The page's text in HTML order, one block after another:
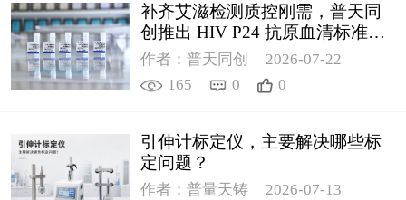
补齐艾滋检测质控刚需，普天同
创推出 HIV P24 抗原血清标准物
质
作者：普天同创
2026-07-22
165
0 0
引伸计标定仪，主要解决哪些标
定问题？
作者：普量天铸
2026-07-13